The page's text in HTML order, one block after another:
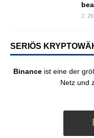
SERIÖS
Binance ist eine der
Netz und